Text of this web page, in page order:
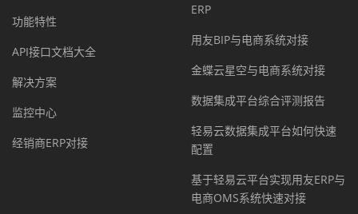
功能特性
API接口文档大全
解决方案
监控中心
经销商ERP对接
ERP
用友BIP与电商系统对接
金蝶云星空与电商系统对接
数据集成平台综合评测报告
轻易云数据集成平台如何快速
配置
基于轻易云平台实现用友ERP与
电商OMS系统快速对接